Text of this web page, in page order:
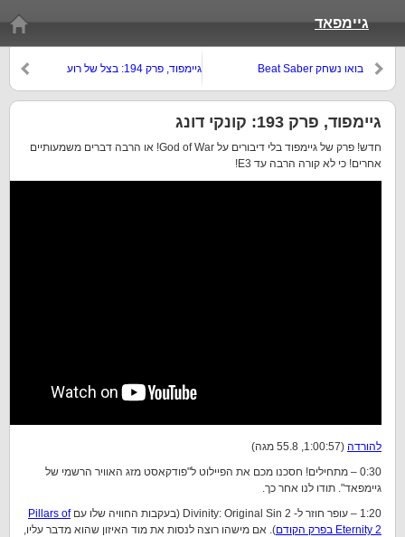
גיימפאד
גיימפוד, פרק 194: בצל של רוע
בואו נשחק Beat Saber
גיימפוד, פרק 193: קונקי דונג
חדש! פרק של גיימפוד בלי דיבורים על God of War! או הרבה דברים משמעותיים
אחרים! כי לא קורה הרבה עד E3!
להורדה (1:00:57, 55.8 מגה)
0:30 – מתחילים! חסכנו מכם את הפיילוט ל"פודקאסט מזג האוויר הרשמי של
גיימפאד". תודו לנו אחר כך.
1:20 – עופר חוזר ל- Divinity: Original Sin 2 (בעקבות החוויה שלו עם
Pillars of
Eternity 2 בפרק הקודם
). אם מישהו רוצה לנסות את מוד האיזון שהוא מדבר עליו,